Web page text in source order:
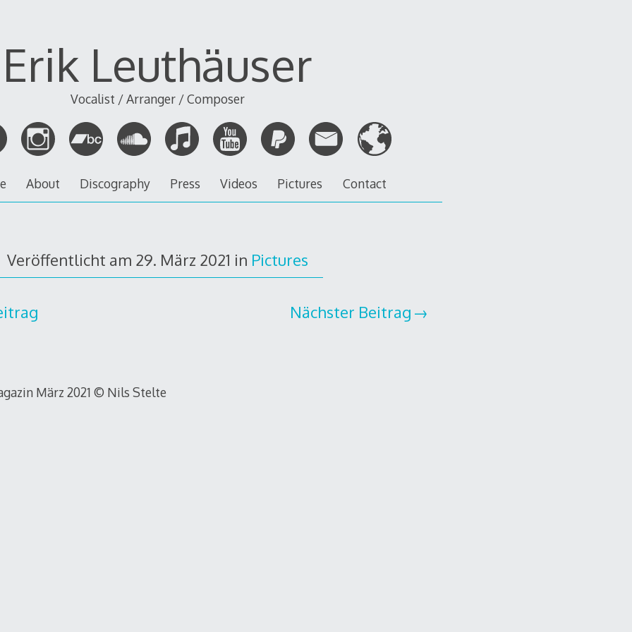
Erik Leuthäuser
Vocalist / Arranger / Composer
About Discography Press Videos Pictures Contact
Veröffentlicht am 29. März 2021 in Pictures
Nächster Beitrag
März 2021 © Nils Stelte